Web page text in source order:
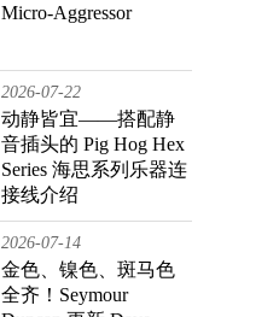
Micro-Aggressor
2026-07-22
动静皆宜——搭配静
音插头的 Pig Hog Hex
Series 海思系列乐器连
接线介绍
2026-07-14
金色、镍色、斑马色
全齐！Seymour